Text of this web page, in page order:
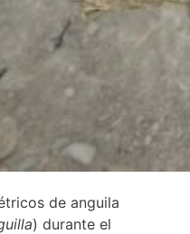
de anguila
) durante el